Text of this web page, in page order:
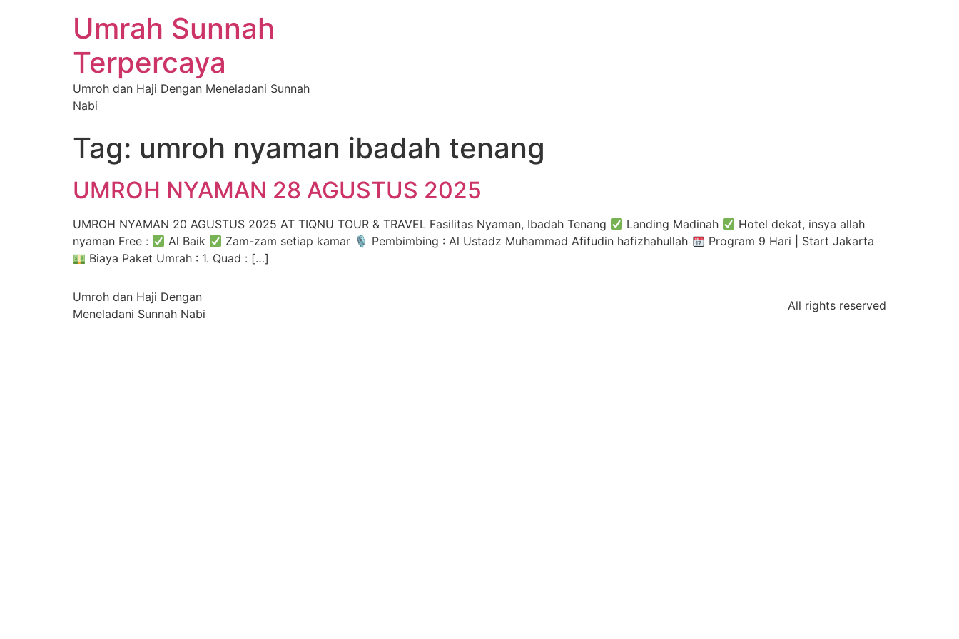
Umrah Sunnah
Terpercaya
Umroh dan Haji Dengan Meneladani Sunnah
Nabi
Tag: umroh nyaman ibadah tenang
UMROH NYAMAN 28 AGUSTUS 2025
UMROH NYAMAN 20 AGUSTUS 2025 AT TIQNU TOUR & TRAVEL Fasilitas Nyaman, Ibadah Tenang Landing Madinah
Hotel dekat, insya allah
nyaman Free :
Al Baik Zam-zam setiap kamar 🎙 Pembimbing : Al Ustadz Muhammad Afifudin hafizhahullah
Program 9 Hari | Start Jakarta
Biaya Paket Umrah : 1. Quad : […]
Umroh dan Haji Dengan
Meneladani Sunnah Nabi
All rights reserved